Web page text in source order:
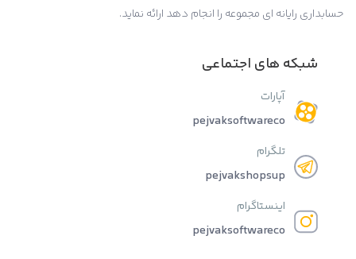
حسابداری رایانه ای مجموعه را انجام دهد ارائه نماید.
شبکه های اجتماعی
آپارات
pejvaksoftwareco
تلگرام
pejvakshopsup
اینستاگرام
pejvaksoftwareco